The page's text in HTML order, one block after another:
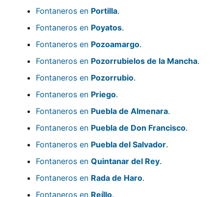
Fontaneros en Portilla.
Fontaneros en Poyatos.
Fontaneros en Pozoamargo.
Fontaneros en Pozorrubielos de la Mancha.
Fontaneros en Pozorrubio.
Fontaneros en Priego.
Fontaneros en Puebla de Almenara.
Fontaneros en Puebla de Don Francisco.
Fontaneros en Puebla del Salvador.
Fontaneros en Quintanar del Rey.
Fontaneros en Rada de Haro.
Fontaneros en Reíllo.